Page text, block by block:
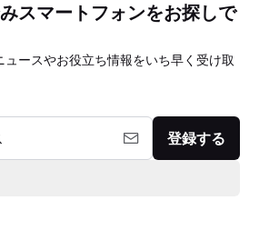
スマートフォンをお探しで
ースやお役立ち情報をいち早く受け取
登録する